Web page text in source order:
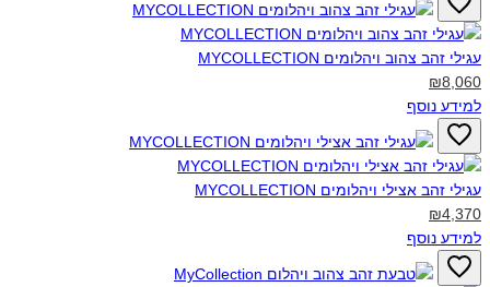
עגילי זהב צהוב ויהלומים MYCOLLECTION‎
₪8,060
למידע נוסף
עגילי זהב אצילי ויהלומים MYCOLLECTION‎
₪4,370
למידע נוסף